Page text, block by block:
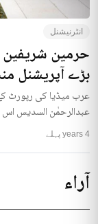
انٹرنیشنل
حرمین شریفین
بڑے آپریشنل
عرب میڈیا کی رپورٹ
عبدالرحمٰن السدیس اس
4 years پہلے
آراء